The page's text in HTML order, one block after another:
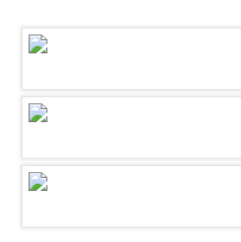
Phim VTV
Hậu trường
Nhân vật
Điện ảnh
Âm nhạc
Sao
Du lịch